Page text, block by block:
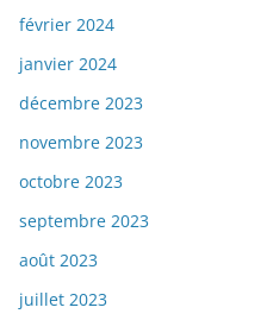
février 2024
janvier 2024
décembre 2023
novembre 2023
octobre 2023
septembre 2023
août 2023
juillet 2023